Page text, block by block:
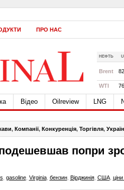
ПРО НАС
НЕФТЬ
Brent
WTI
Відео Oilreview LNG
, Компанії, Конкуренція, Торгівля,
попри
gasoline, Virginia, бензин, Вірджинія, США,